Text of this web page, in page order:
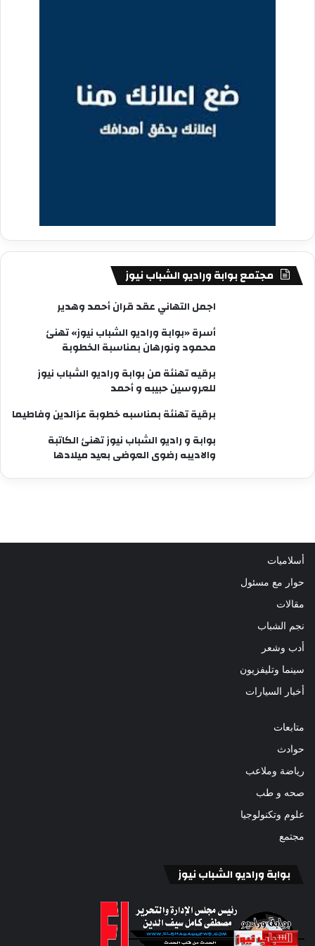
مجتمع بوابة وراديو الشباب نيوز
اجمل التهاني عقد قران أحمد وهدير
أسرة «بوابة وراديو الشباب نيوز» تهنئ
محمود ونورهان بمناسبة الخطوبة
برقيه تهنئة من بوابة وراديو الشباب نيوز
للعروسين حبيبه و أحمد
برقية تهنئة بمناسبه خطوبة عزالدين وفاطيما
بوابة و راديو الشباب نيوز تهنئ الكاتبة
والاديبه رضوى العوضى بعيد ميلادها
أسلاميات
حوار مع مسئول
مقالات
نجم الشباب
أدب وشعر
سينما وتليفزيون
أخبار السيارات
متابعات
حوادث
رياضة وملاعب
صحه و طب
علوم وتكنولوجيا
مجتمع
بوابة وراديو الشباب نيوز